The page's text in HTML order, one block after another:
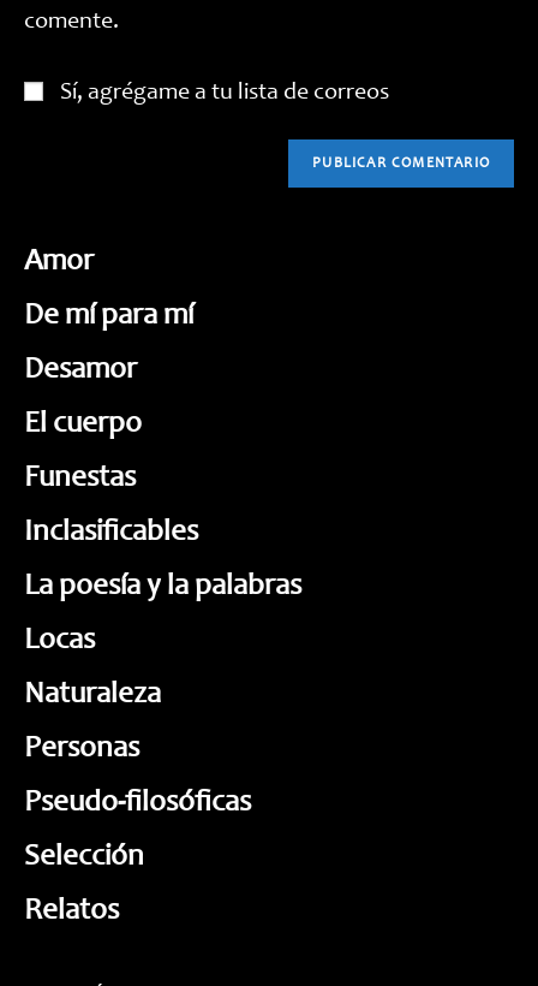
comente.
Sí, agrégame a tu lista de correos
Amor
De mí para mí
Desamor
El cuerpo
Funestas
Inclasificables
La poesía y la palabras
Locas
Naturaleza
Personas
Pseudo-filosóficas
Selección
Relatos